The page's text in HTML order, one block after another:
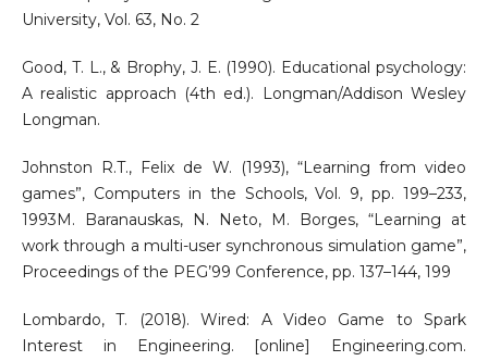
University, Vol. 63, No. 2
Good, T. L., & Brophy, J. E. (1990). Educational psychology:
A realistic approach (4th ed.). Longman/Addison Wesley
Longman.
Johnston R.T., Felix de W. (1993), “Learning from video
games”, Computers in the Schools, Vol. 9, pp. 199–233,
1993M. Baranauskas, N. Neto, M. Borges, “Learning at
work through a multi-user synchronous simulation game”,
Proceedings of the PEG’99 Conference, pp. 137–144, 199
Lombardo, T. (2018). Wired: A Video Game to Spark
Interest in Engineering. [online] Engineering.com.